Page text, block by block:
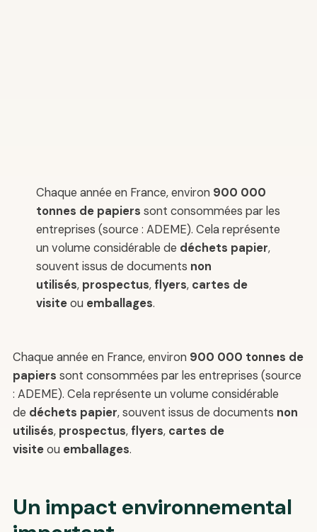
Chaque année en France, environ 900 000
tonnes de papiers sont consommées par les
entreprises (source : ADEME). Cela représente
un volume considérable de déchets papier,
souvent issus de documents non
utilisés, prospectus, flyers, cartes de
visiteou emballages.
Chaque année en France, environ 900 000 tonnes de
papiers sont consommées par les entreprises (source
: ADEME). Cela représente un volume considérable
de déchets papier, souvent issus de documents non
utilisés, prospectus, flyers, cartes de
visiteou emballages.
Un impact environnemental